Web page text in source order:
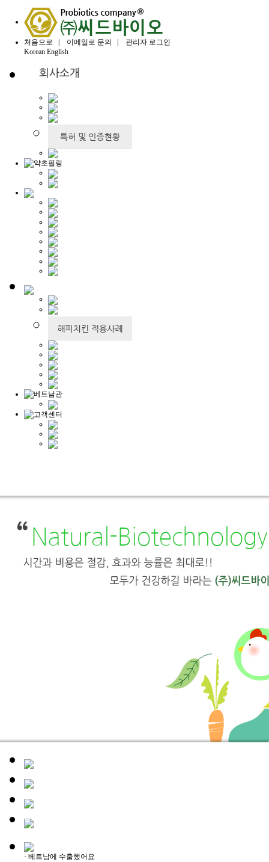
처음으로 이메일로 문의
관리자 로그인
Korean English
· 베트남에 수출했어요